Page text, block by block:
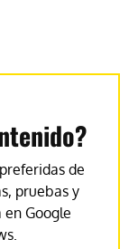
de
pruebas y
en Google